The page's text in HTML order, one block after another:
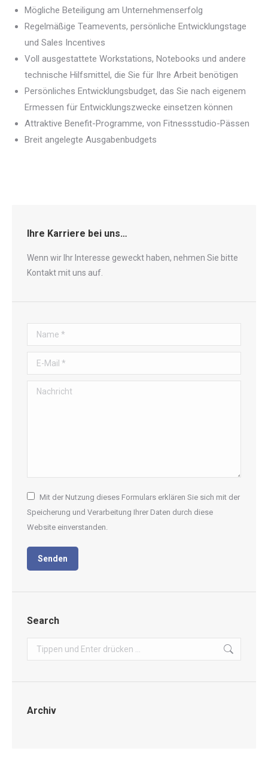
Mögliche Beteiligung am Unternehmenserfolg
Regelmäßige Teamevents, persönliche Entwicklungstage
und Sales Incentives
Voll ausgestattete Workstations, Notebooks und andere
technische Hilfsmittel, die Sie für Ihre Arbeit benötigen
Persönliches Entwicklungsbudget, das Sie nach eigenem
Ermessen für Entwicklungszwecke einsetzen können
Attraktive Benefit-Programme, von Fitnessstudio-Pässen
Breit angelegte Ausgabenbudgets
Ihre Karriere bei uns…
Wenn wir Ihr Interesse geweckt haben, nehmen Sie bitte
Kontakt mit uns auf.
Name *
E-Mail *
Nachricht
Mit der Nutzung dieses Formulars erklären Sie sich mit der
Speicherung und Verarbeitung Ihrer Daten durch diese
Website einverstanden.
Senden
Search
Search:
Archiv